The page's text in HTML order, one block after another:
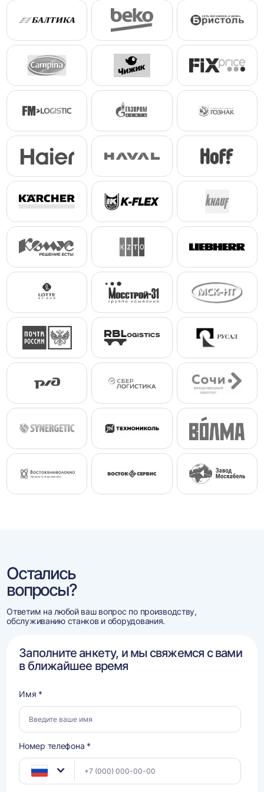
Остались
вопросы?
Ответим на любой ваш вопрос по производству,
обслуживанию станков и оборудования.
Заполните анкету, и мы свяжемся с вами
в ближайшее время
Имя *
Номер телефона *